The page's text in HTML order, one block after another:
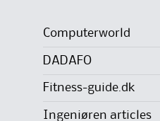
Computerworld
DADAFO
Fitness-guide.dk
Ingeniøren articles